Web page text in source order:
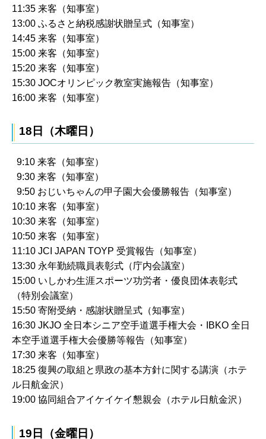
11:35 来客（知事室）
13:00 ふるさと納税感謝状贈呈式（知事室）
14:45 来客（知事室）
15:00 来客（知事室）
15:20 来客（知事室）
15:30 JOCオリンピック教室実施報告（知事室）
16:00 来客（知事室）
18日（木曜日）
9:10 来客（知事室）
9:30 来客（知事室）
9:50 おじいちゃんの甲子園大会優勝報告（知事室）
10:10 来客（知事室）
10:30 来客（知事室）
10:50 来客（知事室）
11:10 JCI JAPAN TOYP 受賞報告（知事室）
13:30 永年勤続職員表彰式（庁内会議室）
15:00 いしかわ生涯スポーツ功労者・優良団体表彰式
（特別会議室）
15:50 寄附受納・感謝状贈呈式（知事室）
16:30 JKJO 全日本シニア空手道選手権大会・IBKO 全日
本空手道選手権大会優勝等報告（知事室）
17:30 来客（知事室）
18:25 復興の取組と県政の基本方針に関する講演（ホテ
ル日航金沢）
19:00 協同組合アイケイケイ懇親会（ホテル日航金沢）
19日（金曜日）